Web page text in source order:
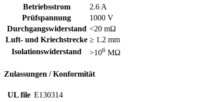
Betriebsstrom
2.6 A
Prüfspannung
1000 V
Durchgangswiderstand <20 mΩ
Luft- und Kriechstrecke ≥ 1.2 mm
Isolationswiderstand
>106 MΩ
Zulassungen / Konformität
UL file E130314